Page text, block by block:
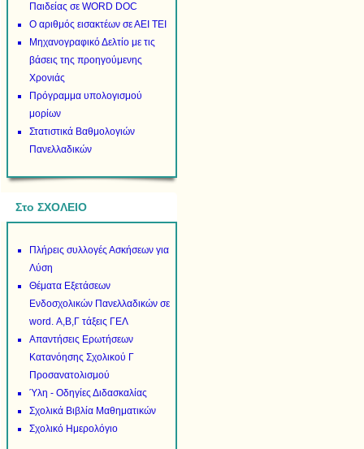
Παιδείας σε WORD DOC
Ο αριθμός εισακτέων σε ΑΕΙ ΤΕΙ
Μηχανογραφικό Δελτίο με τις
βάσεις της προηγούμενης
Χρονιάς
Πρόγραμμα υπολογισμού
μορίων
Στατιστικά Βαθμολογιών
Πανελλαδικών
Στο ΣΧΟΛΕΙΟ
Πλήρεις συλλογές Ασκήσεων για
Λύση
Θέματα Εξετάσεων
Ενδοσχολικών Πανελλαδικών σε
word. Α,Β,Γ τάξεις ΓΕΛ
Απαντήσεις Ερωτήσεων
Κατανόησης Σχολικού Γ
Προσανατολισμού
Ύλη - Οδηγίες Διδασκαλίας
Σχολικά Βιβλία Μαθηματικών
Σχολικό Ημερολόγιο